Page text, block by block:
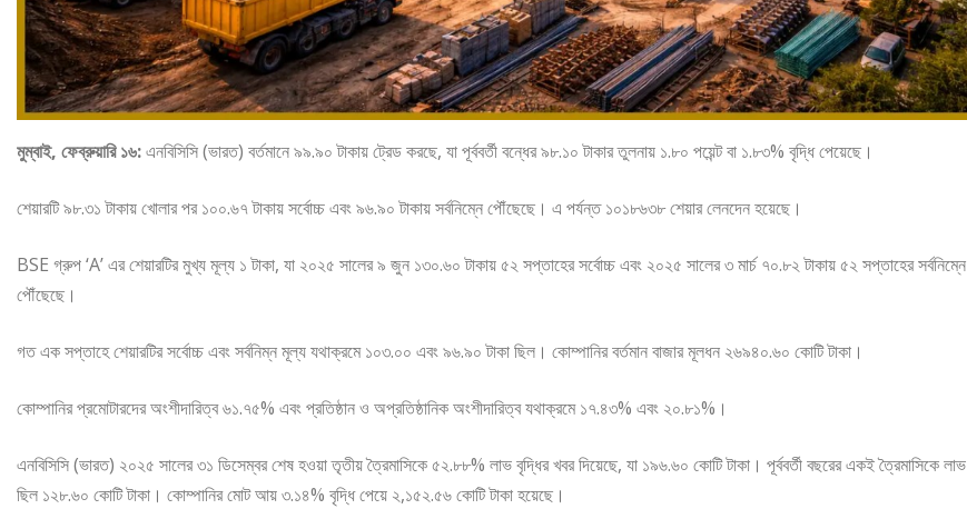
মুম্বাই, ফেব্রুয়ারি ১৬:এনবিসিসি (ভারত) বর্তমানে ৯৯.৯০ টাকায় ট্রেড করছে, যা পূর্ববর্তী বন্ধের ৯৮.১০ টাকার তুলনায় ১.৮০ পয়েন্ট বা ১.৮৩% বৃদ্ধি পেয়েছে।
শেয়ারটি ৯৮.৩১ টাকায় খোলার পর ১০০.৬৭ টাকায় সর্বোচ্চ এবং ৯৬.৯০ টাকায় সর্বনিম্নে পৌঁছেছে। এ পর্যন্ত ১০১৮৬৩৮ শেয়ার লেনদেন হয়েছে।
BSE গ্রুপ ‘A’ এর শেয়ারটির মুখ্য মূল্য ১ টাকা, যা ২০২৫ সালের ৯ জুন ১৩০.৬০ টাকায় ৫২ সপ্তাহের সর্বোচ্চ এবং ২০২৫ সালের ৩ মার্চ ৭০.৮২ টাকায় ৫২ সপ্তাহের সর্বনিম্নে
পৌঁছেছে।
গত এক সপ্তাহে শেয়ারটির সর্বোচ্চ এবং সর্বনিম্ন মূল্য যথাক্রমে ১০৩.০০ এবং ৯৬.৯০ টাকা ছিল। কোম্পানির বর্তমান বাজার মূলধন ২৬৯৪০.৬০ কোটি টাকা।
কোম্পানির প্রমোটারদের অংশীদারিত্ব ৬১.৭৫% এবং প্রতিষ্ঠান ও অপ্রতিষ্ঠানিক অংশীদারিত্ব যথাক্রমে ১৭.৪৩% এবং ২০.৮১%।
এনবিসিসি (ভারত) ২০২৫ সালের ৩১ ডিসেম্বর শেষ হওয়া তৃতীয় ত্রৈমাসিকে ৫২.৮৮% লাভ বৃদ্ধির খবর দিয়েছে, যা ১৯৬.৬০ কোটি টাকা। পূর্ববর্তী বছরের একই ত্রৈমাসিকে লাভ
ছিল ১২৮.৬০ কোটি টাকা। কোম্পানির মোট আয় ৩.১৪% বৃদ্ধি পেয়ে ২,১৫২.৫৬ কোটি টাকা হয়েছে।